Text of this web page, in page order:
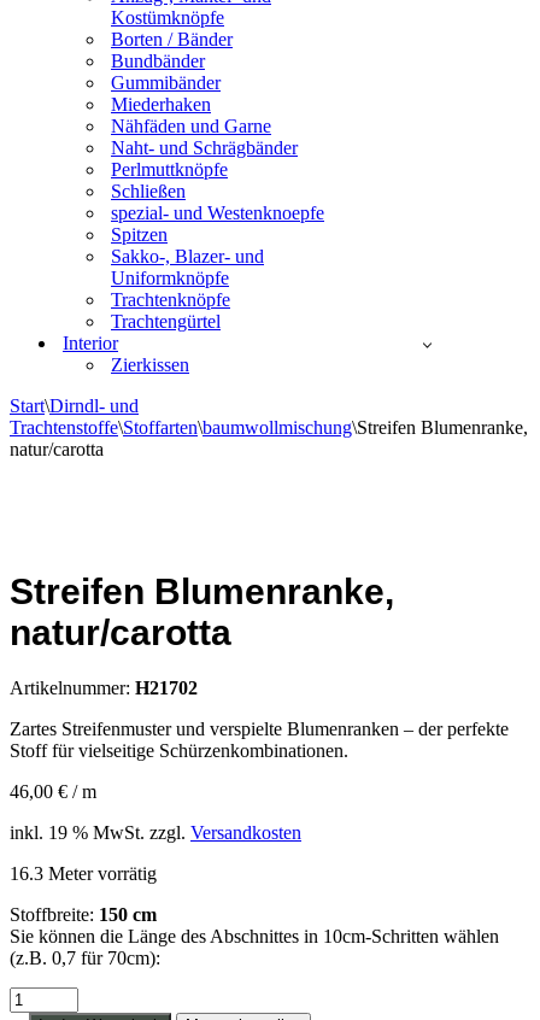
Kostümknöpfe
Borten / Bänder
Bundbänder
Gummibänder
Miederhaken
Nähfäden und Garne
Naht- und Schrägbänder
Perlmuttknöpfe
Schließen
spezial- und Westenknoepfe
Spitzen
Sakko-, Blazer- und
Uniformknöpfe
Trachtenknöpfe
Trachtengürtel
Interior
Zierkissen
Start\Dirndl- und
Trachtenstoffe\Stoffarten\baumwollmischung\Streifen Blumenranke,
natur/carotta
Streifen Blumenranke,
natur/carotta
Artikelnummer: H21702
Zartes Streifenmuster und verspielte Blumenranken – der perfekte
Stoff für vielseitige Schürzenkombinationen.
46,00 € /m
inkl. 19 % MwSt. zzgl. Versandkosten
16.3 Meter vorrätig
Stoffbreite: 150 cm
Sie können die Länge des Abschnittes in 10cm-Schritten wählen
(z.B. 0,7 für 70cm):
Streifen